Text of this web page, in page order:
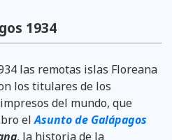
1934
las remotas islas Floreana
los titulares de los
del mundo, que
elAsunto de Galápagos
, la historia de la